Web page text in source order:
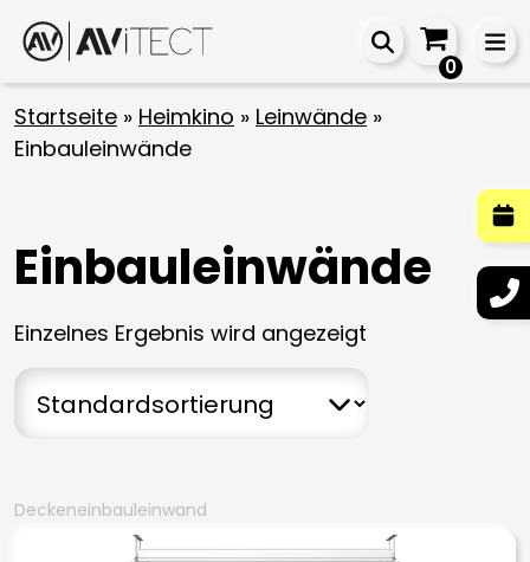
0
Startseite » Heimkino » Leinwände »
Einbauleinwände
Einbauleinwände
Einzelnes Ergebnis wird angezeigt
Deckeneinbauleinwand